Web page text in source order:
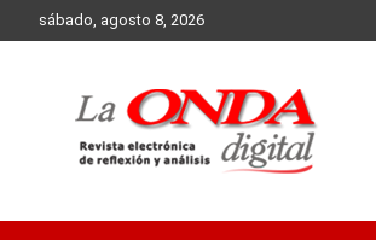
to
sábado, agosto 8, 2026